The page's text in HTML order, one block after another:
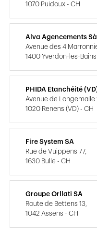
1070 Puidoux - CH
Alva Agencements
Avenue des 4
1400 Yverdon-les-Bains
PHIDA Etanchéité
Avenue de Longemalle
1020 Renens (VD) - CH
Fire System SA
Rue de Vuippens 77,
1630 Bulle - CH
Groupe Orllati SA
Route de Bettens 13,
1042 Assens - CH